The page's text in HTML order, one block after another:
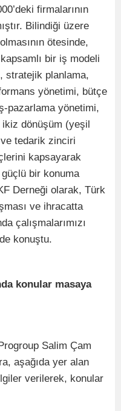
firmalarının
Bilindiği üzere
ötesinde,
bir iş modeli
stratejik planlama,
yönetimi, bütçe
pazarlama yönetimi,
dönüşüm (yeşil
tedarik zinciri
kapsayarak
bir konuma
Derneği olarak, Türk
ve ihracatta
çalışmalarımızı
konuştu.
konular masaya
Salim Çam
aşağıda yer alan
verilerek, konular